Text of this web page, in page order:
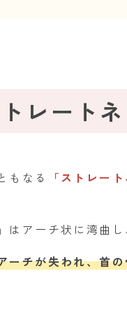
レート
もなる 「ストレート
アーチ状に湾曲し
ーチが失われ、首